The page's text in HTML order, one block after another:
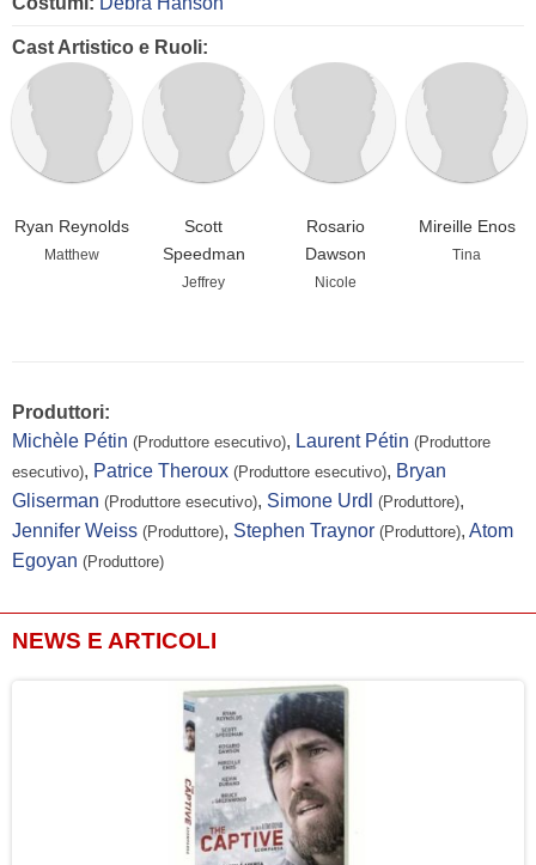
Cast Artistico e Ruoli:
Ryan Reynolds
Matthew
Scott
Speedman
Jeffrey
Rosario
Dawson
Nicole
Mireille Enos
Tina
Produttori:
Michèle Pétin (Produttore esecutivo), Laurent Pétin (Produttore
esecutivo), Patrice Theroux (Produttore esecutivo), Bryan
Gliserman (Produttore esecutivo), Simone Urdl (Produttore),
Jennifer Weiss (Produttore), Stephen Traynor (Produttore), Atom
Egoyan (Produttore)
NEWS E ARTICOLI